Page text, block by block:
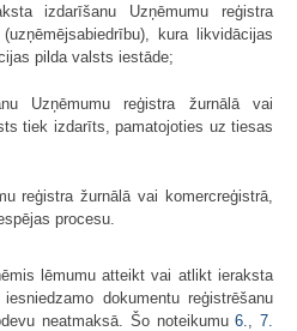
izdarīšanu Uzņēmumu reģistra
kura likvidācijas
pilda valsts iestāde;
Uzņēmumu reģistra žurnālā vai
tiek izdarīts, pamatojoties uz tiesas
reģistra žurnālā vai komercreģistrā,
procesu.
lēmumu atteikt vai atlikt ieraksta
dokumentu reģistrēšanu
neatmaksā. Šo noteikumu6.
7.